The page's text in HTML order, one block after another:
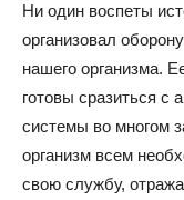
Ни один воспеты
организовал
нашего организма.
готовы сразиться с
системы во многом
организм всем
свою службу,